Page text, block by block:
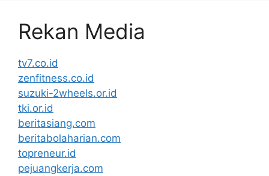
Rekan Media
tv7.co.id
zenfitness.co.id
suzuki-2wheels.or.id
tki.or.id
beritasiang.com
beritabolaharian.com
topreneur.id
pejuangkerja.com